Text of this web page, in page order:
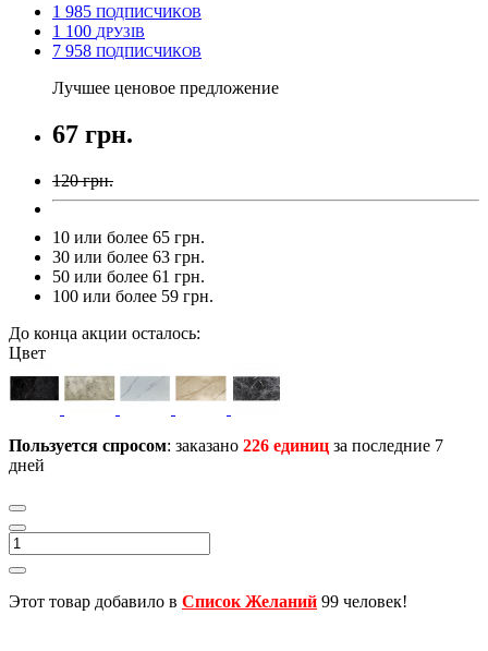
1 985 ПОДПИСЧИКОВ
1 100 ДРУЗІВ
7 958 ПОДПИСЧИКОВ
Лучшее ценовое предложение
67 грн.
120 грн.
10 или более 65 грн.
30 или более 63 грн.
50 или более 61 грн.
100 или более 59 грн.
До конца акции осталось:
Цвет
Пользуется спросом: заказано 226 единиц за последние 7
дней
Этот товар добавило в Список Желаний 99 человек!